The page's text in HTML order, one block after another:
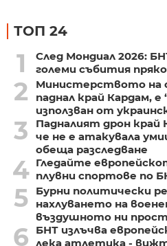
ТОП 24
1
След Мондиал 2026:
големи събития пряко
2
Министерството на
паднал край Кардам,
използван от
3
Падналият дрон край
че не е атакувала
обеща разследване
4 Гледайте
плувни спортове по
5
Бурни политически
нахлуването на
въздушното ни
6
БНТ излъчва
лека атлетика -